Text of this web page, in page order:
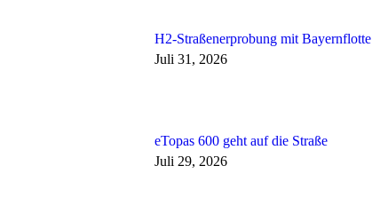
H2-Straßenerprobung mit Bayernflotte
Juli 31, 2026
eTopas 600 geht auf die Straße
Juli 29, 2026